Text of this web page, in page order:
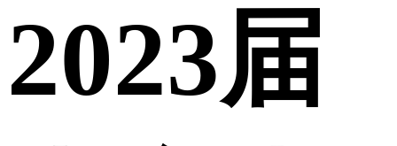
2023届